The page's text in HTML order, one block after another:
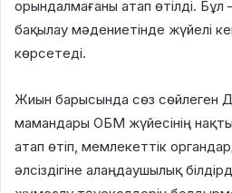
орындалмағаны атап өтілді. Бұл
бақылау мәдениетінде жүйелі
көрсетеді.
Жиын барысында сөз сөйлеген
мамандары ОБМ жүйесінің
атап өтіп, мемлекеттік
әлсіздігіне алаңдаушылық